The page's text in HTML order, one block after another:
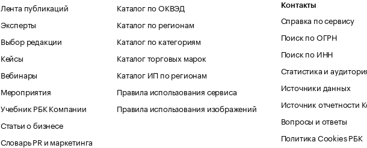
Лента публикаций
Эксперты
Выбор редакции
Кейсы
Вебинары
Мероприятия
Учебник РБК Компании
Статьи о бизнесе
Словарь PR и маркетинга
Каталог по ОКВЭД
Каталог по регионам
Каталог по категориям
Каталог торговых марок
Каталог ИП по регионам
Правила использования сервиса
Правила использования изображений
Контакты
Справка по сервису
Поиск по ОГРН
Поиск по ИНН
Статистика и
Источники данных
Источник отчетности
Вопросы и ответы
Политика Cookies РБК